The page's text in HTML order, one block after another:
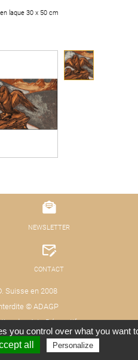
laque 30 x 50 cm
laque 30 x 50 cm
Suisse en 2008
© ADAGP
des Arts Décoratifs
NEWSLETTER
CONTACT
Crédits : Xooloop Studio
you control over what you want
all Personalize